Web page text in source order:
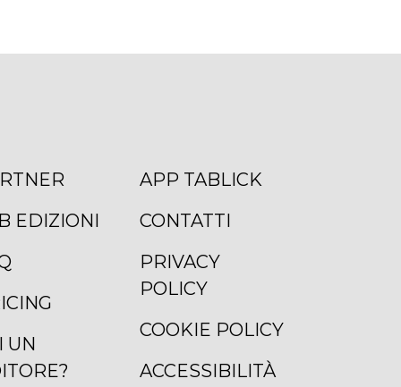
APP TABLICK
CONTATTI
PRIVACY
POLICY
COOKIE POLICY
ACCESSIBILITÀ
EDIZIONI
UN